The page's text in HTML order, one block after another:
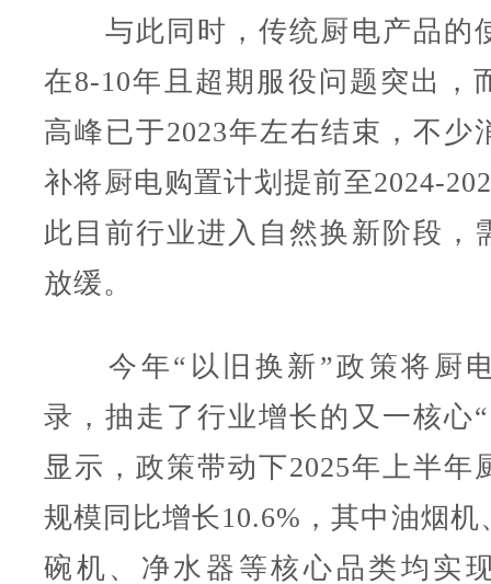
与此同时，传统厨电产品的
在8-10年且超期服役问题突出，
高峰已于2023年左右结束，不少
补将厨电购置计划提前至2024-
此目前行业进入自然换新阶段，
放缓。
今年“以旧换新”政策将厨
录，抽走了行业增长的又一核心
显示，政策带动下2025年上半年
规模同比增长10.6%，其中油烟机
碗机、净水器等核心品类均实